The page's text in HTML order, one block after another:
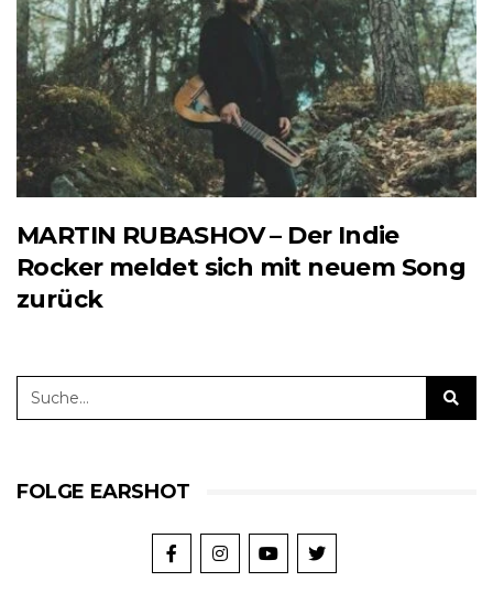
MARTIN RUBASHOV – Der Indie
Rocker meldet sich mit neuem Song
zurück
FOLGE EARSHOT